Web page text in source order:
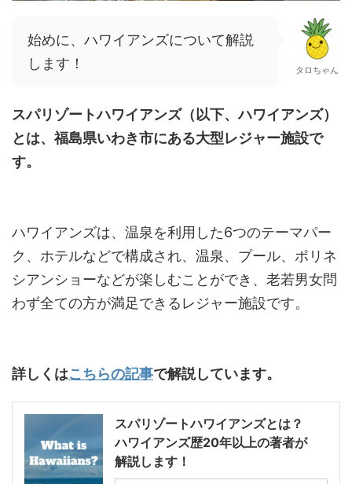
始めに、ハワイアンズについて解説
します！
タロちゃん
スパリゾートハワイアンズ（以下、ハワイアンズ）
とは、福島県いわき市にある大型レジャー施設で
す。
ハワイアンズは、温泉を利用した6つのテーマパー
ク、ホテルなどで構成され、温泉、プール、ポリネ
シアンショーなどが楽しむことができ、老若男女問
わず全ての方が満足できるレジャー施設です。
詳しくはこちらの記事で解説しています。
スパリゾートハワイアンズとは？
ハワイアンズ歴20年以上の著者が
解説します！